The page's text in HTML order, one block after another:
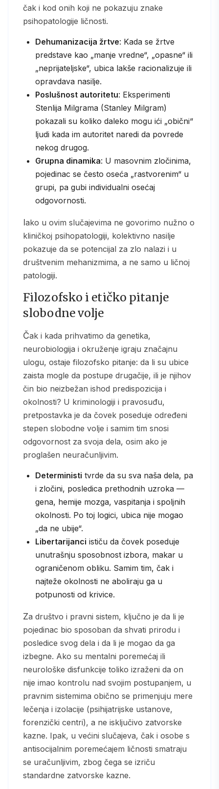
čak i kod onih koji ne pokazuju znake
psihopatologije ličnosti.
Dehumanizacija žrtve: Kada se žrtve
predstave kao „manje vredne“, „opasne“ ili
„neprijateljske“, ubica lakše racionalizuje ili
opravdava nasilje.
Poslušnost autoritetu: Eksperimenti
Stenlija Milgrama (Stanley Milgram)
pokazali su koliko daleko mogu ići „obični“
ljudi kada im autoritet naredi da povrede
nekog drugog.
Grupna dinamika: U masovnim zločinima,
pojedinac se često oseća „rastvorenim“ u
grupi, pa gubi individualni osećaj
odgovornosti.
Iako u ovim slučajevima ne govorimo nužno o
kliničkoj psihopatologiji, kolektivno nasilje
pokazuje da se potencijal za zlo nalazi i u
društvenim mehanizmima, a ne samo u ličnoj
patologiji.
Filozofsko i etičko pitanje
slobodne volje
Čak i kada prihvatimo da genetika,
neurobiologija i okruženje igraju značajnu
ulogu, ostaje filozofsko pitanje: da li su ubice
zaista mogle da postupe drugačije, ili je njihov
čin bio neizbežan ishod predispozicija i
okolnosti? U kriminologiji i pravosuđu,
pretpostavka je da čovek poseduje određeni
stepen slobodne volje i samim tim snosi
odgovornost za svoja dela, osim ako je
proglašen neuračunljivim.
Deterministi tvrde da su sva naša dela, pa
i zločini, posledica prethodnih uzroka —
gena, hemije mozga, vaspitanja i spoljnih
okolnosti. Po toj logici, ubica nije mogao
„da ne ubije“.
Libertarijanci ističu da čovek poseduje
unutrašnju sposobnost izbora, makar u
ograničenom obliku. Samim tim, čak i
najteže okolnosti ne aboliraju ga u
potpunosti od krivice.
Za društvo i pravni sistem, ključno je da li je
pojedinac bio sposoban da shvati prirodu i
posledice svog dela i da li je mogao da ga
izbegne. Ako su mentalni poremećaj ili
neurološke disfunkcije toliko izraženi da on
nije imao kontrolu nad svojim postupanjem, u
pravnim sistemima obično se primenjuju mere
lečenja i izolacije (psihijatrijske ustanove,
forenzički centri), a ne isključivo zatvorske
kazne. Ipak, u većini slučajeva, čak i osobe s
antisocijalnim poremećajem ličnosti smatraju
se uračunljivim, zbog čega se izriču
standardne zatvorske kazne.